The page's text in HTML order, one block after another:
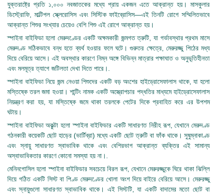
যুক্তরাষ্ট্রে প্রতি ১,০০০ নবজাতকের মধ্যে প্রায় একজন এতে আক্রান্ত হয়। মাসকুলার
ডিস্ট্রোফি, মাল্টিপল স্ক্লেরোসিস এবং সিস্টিক ফাইব্রোসিস—এই তিনটি রোগে সম্মিলিতভাবে
আক্রান্ত শিশুর সংখ্যার চেয়েও বেশি শিশু এই রোগে আক্রান্ত হয়।
স্পাইনা বাইফিডা হলো মেরুদণ্ডের একটি অক্ষমকারী জন্মগত ত্রুটি, যা গর্ভাবস্থার প্রথম মাসে
মেরুদণ্ড সঠিকভাবে বন্ধ হতে ব্যর্থ হওয়ার ফলে ঘটে। গুরুতর ক্ষেত্রে, মেরুরজ্জু পিঠের মধ্য
দিয়ে বেরিয়ে আসে। এই অবস্থার কারণে নিম্ন অঙ্গে বিভিন্ন মাত্রার পক্ষাঘাত ও অনুভূতিহীনতা
এবং মলমূত্র ত্যাগে জটিলতা দেখা দিতে পারে।.
স্পাইনা বাইফিডা নিয়ে জন্ম নেওয়া শিশুদের একটি বড় অংশের হাইড্রোসেফালাস থাকে, যা হলো
মস্তিষ্কে তরল জমা হওয়া। শান্টিং নামক একটি অস্ত্রোপচার পদ্ধতির মাধ্যমে হাইড্রোসেফালাস
নিয়ন্ত্রণ করা হয়, যা মস্তিষ্কে জমে থাকা তরলকে পেটের দিকে প্রবাহিত করে এর উপশম
ঘটায়।
স্পাইনা বাইফিডা অকুল্টা হলো স্পাইনা বাইফিডার একটি সাধারণত নিরীহ রূপ, যেখানে মেরুদণ্ড
গঠনকারী কয়েকটি ছোট হাড়ের (ভার্টিব্রা) মধ্যে একটি ছোট ত্রুটি বা ফাঁক থাকে। সুষুম্নাকাণ্ড
এবং স্নায়ু সাধারণত স্বাভাবিক থাকে এবং বেশিরভাগ আক্রান্ত ব্যক্তির এই সামান্য
অস্বাভাবিকতার কারণে কোনো সমস্যা হয় না।.
মেনিনগোসিল হলো স্পাইনা বাইফিডার সবচেয়ে বিরল রূপ, যেখানে মেরুরজ্জুকে ঘিরে থাকা ঝিল্লি
দিয়ে গঠিত একটি সিস্ট বা পিণ্ড মেরুদণ্ডের খোলা অংশ দিয়ে বাইরে বেরিয়ে আসে। মেরুরজ্জু
এবং স্নায়ুগুলো সাধারণত স্বাভাবিক থাকে। এই সিস্টটি, যা একটি বাদামের মতো ছোট বা